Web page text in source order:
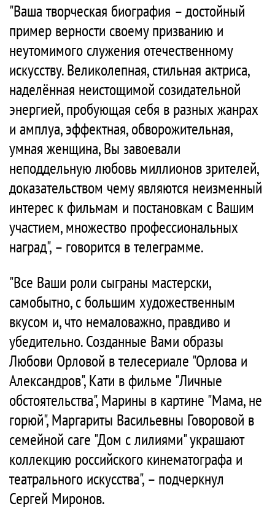
"Ваша творческая биография – достойный
пример верности своему призванию и
неутомимого служения отечественному
искусству. Великолепная, стильная актриса,
наделённая неистощимой созидательной
энергией, пробующая себя в разных жанрах
и амплуа, эффектная, обворожительная,
умная женщина, Вы завоевали
неподдельную любовь миллионов зрителей,
доказательством чему являются неизменный
интерес к фильмам и постановкам с Вашим
участием, множество профессиональных
наград", – говорится в телеграмме.
"Все Ваши роли сыграны мастерски,
самобытно, с большим художественным
вкусом и, что немаловажно, правдиво и
убедительно. Созданные Вами образы
Любови Орловой в телесериале "Орлова и
Александров", Кати в фильме "Личные
обстоятельства", Марины в картине "Мама, не
горюй", Маргариты Васильевны Говоровой в
семейной саге "Дом с лилиями" украшают
коллекцию российского кинематографа и
театрального искусства", – подчеркнул
Сергей Миронов.